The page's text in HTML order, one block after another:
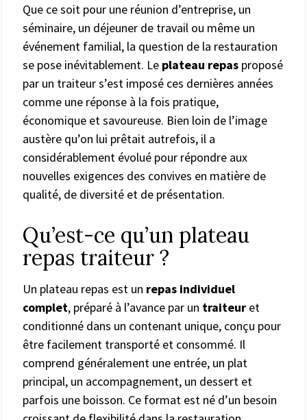
Que ce soit pour une réunion d’entreprise, un
séminaire, un déjeuner de travail ou même un
événement familial, la question de la restauration
se pose inévitablement. Le plateau repas proposé
par un traiteur s’est imposé ces dernières années
comme une réponse à la fois pratique,
économique et savoureuse. Bien loin de l’image
austère qu’on lui prêtait autrefois, il a
considérablement évolué pour répondre aux
nouvelles exigences des convives en matière de
qualité, de diversité et de présentation.
Qu’est-ce qu’un plateau
repas traiteur ?
Un plateau repas est un repas individuel
complet, préparé à l’avance par un traiteur et
conditionné dans un contenant unique, conçu pour
être facilement transporté et consommé. Il
comprend généralement une entrée, un plat
principal, un accompagnement, un dessert et
parfois une boisson. Ce format est né d’un besoin